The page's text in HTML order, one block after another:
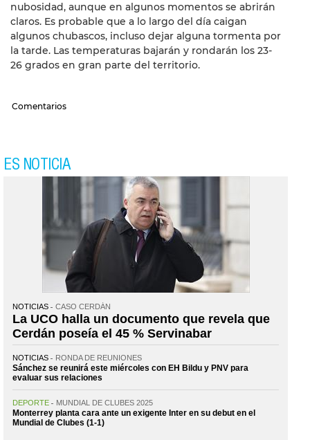
nubosidad, aunque en algunos momentos se abrirán
claros. Es probable que a lo largo del día caigan
algunos chubascos, incluso dejar alguna tormenta por
la tarde. Las temperaturas bajarán y rondarán los 23-
26 grados en gran parte del territorio.
Comentarios
ES NOTICIA
NOTICIAS CASO CERDÁN
La UCO halla un documento que revela que
Cerdán poseía el 45 % Servinabar
NOTICIAS RONDA DE REUNIONES
Sánchez se reunirá este miércoles con EH Bildu y PNV para
evaluar sus relaciones
DEPORTE MUNDIAL DE CLUBES 2025
Monterrey planta cara ante un exigente Inter en su debut en el
Mundial de Clubes (1-1)